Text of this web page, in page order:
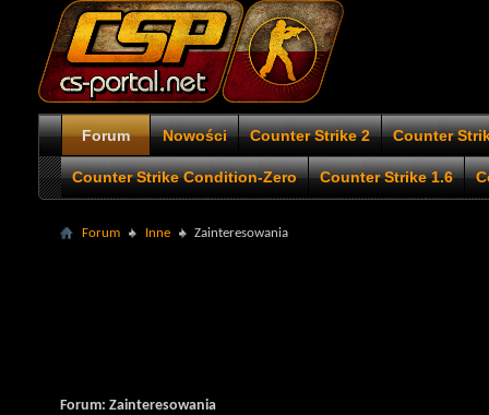
Forum Nowości Counter Strike 2 Counter
Counter Strike Condition-Zero Counter Strike 1.6
Forum Inne Zainteresowania
Forum: Zainteresowania